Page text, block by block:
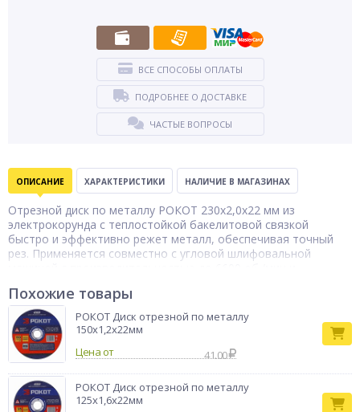
ВСЕ СПОСОБЫ ОПЛАТЫ
ПОДРОБНЕЕ О ДОСТАВКЕ
ЧАСТЫЕ ВОПРОСЫ
ОПИСАНИЕ ХАРАКТЕРИСТИКИ НАЛИЧИЕ В МАГАЗИНАХ
Отрезной диск по металлу РОКОТ 230х2,0х22 мм из
электрокорунда с теплостойкой бакелитовой связкой
быстро и эффективно режет металл, обеспечивая точный
рез. Применяется совместно с угловой шлифовальной
нагреве, устойчив к деформации. Абразив не
вырабатывается в течение длительного времени, поэтому
диск не потребует частой замены.
Тип товара
Бренд
РОКОТ
Похожие товары
РОКОТ Диск отрезной по металлу
150х1,2х22мм
Цена от
41.00
РОКОТ Диск отрезной по металлу
125х1,6х22мм